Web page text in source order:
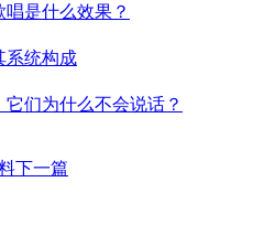
是什么效果？
系统构成
们为什么不会说话？
下一篇